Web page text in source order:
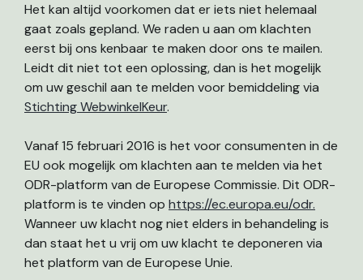
Het kan altijd voorkomen dat er iets niet helemaal
gaat zoals gepland. We raden u aan om klachten
eerst bij ons kenbaar te maken door ons te mailen.
Leidt dit niet tot een oplossing, dan is het mogelijk
om uw geschil aan te melden voor bemiddeling via
Stichting WebwinkelKeur.
Vanaf 15 februari 2016 is het voor consumenten in de
EU ook mogelijk om klachten aan te melden via het
ODR-platform van de Europese Commissie. Dit ODR-
platform is te vinden op https://ec.europa.eu/odr.
Wanneer uw klacht nog niet elders in behandeling is
dan staat het u vrij om uw klacht te deponeren via
het platform van de Europese Unie.